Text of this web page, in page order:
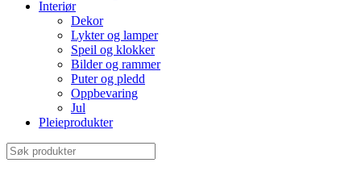
Interiør
Dekor
Lykter og lamper
Speil og klokker
Bilder og rammer
Puter og pledd
Oppbevaring
Jul
Pleieprodukter
Søk
produkter